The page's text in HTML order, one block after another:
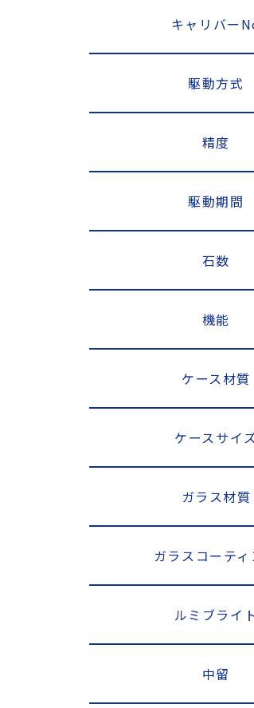
キャリバー
駆動方式
精度
駆動期間
石数
機能
ケース材質
ケースサイ
ガラス材質
ガラスコーテ
ルミブライ
中留